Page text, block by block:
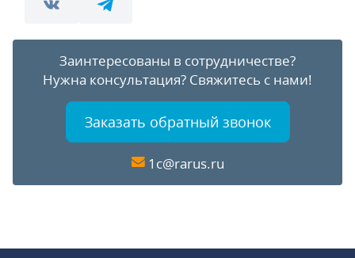
Заинтересованы в сотрудничестве?
Нужна консультация? Свяжитесь с нами!
Заказать обратный звонок
1c@rarus.ru